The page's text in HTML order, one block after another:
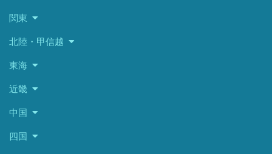
関東
北陸・甲信越
東海
近畿
中国
四国